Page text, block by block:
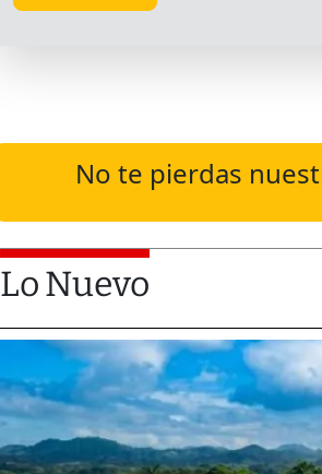
No te pierdas
Lo Nuevo